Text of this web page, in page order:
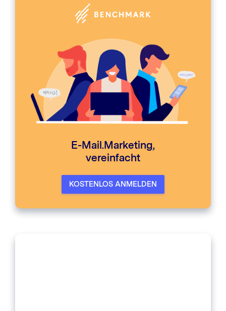
E-Mail.Marketing,
vereinfacht
KOSTENLOS ANMELDEN